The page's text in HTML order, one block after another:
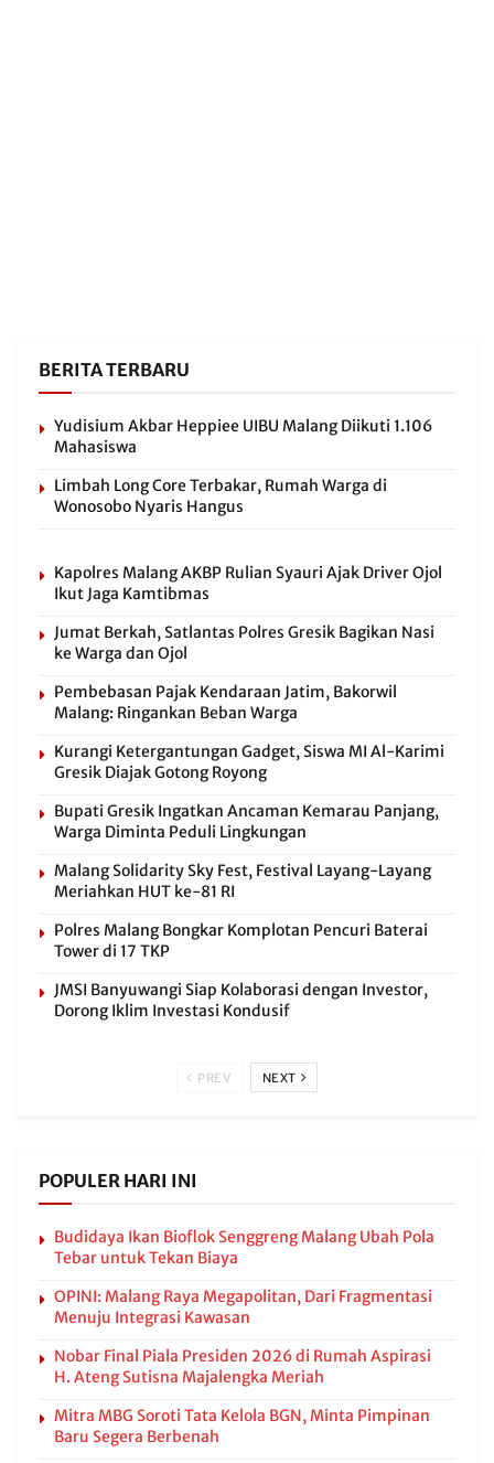
BERITA TERBARU
Yudisium Akbar Heppiee UIBU Malang Diikuti 1.106
Mahasiswa
Limbah Long Core Terbakar, Rumah Warga di
Wonosobo Nyaris Hangus
Kapolres Malang AKBP Rulian Syauri Ajak Driver Ojol
Ikut Jaga Kamtibmas
Jumat Berkah, Satlantas Polres Gresik Bagikan Nasi
ke Warga dan Ojol
Pembebasan Pajak Kendaraan Jatim, Bakorwil
Malang: Ringankan Beban Warga
Kurangi Ketergantungan Gadget, Siswa MI Al-Karimi
Gresik Diajak Gotong Royong
Bupati Gresik Ingatkan Ancaman Kemarau Panjang,
Warga Diminta Peduli Lingkungan
Malang Solidarity Sky Fest, Festival Layang-Layang
Meriahkan HUT ke-81 RI
Polres Malang Bongkar Komplotan Pencuri Baterai
Tower di 17 TKP
JMSI Banyuwangi Siap Kolaborasi dengan Investor,
Dorong Iklim Investasi Kondusif
PREV NEXT
POPULER HARI INI
Budidaya Ikan Bioflok Senggreng Malang Ubah Pola
Tebar untuk Tekan Biaya
OPINI: Malang Raya Megapolitan, Dari Fragmentasi
Menuju Integrasi Kawasan
Nobar Final Piala Presiden 2026 di Rumah Aspirasi
H. Ateng Sutisna Majalengka Meriah
Mitra MBG Soroti Tata Kelola BGN, Minta Pimpinan
Baru Segera Berbenah